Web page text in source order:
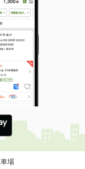
宮２丁目
鴻池町２
場